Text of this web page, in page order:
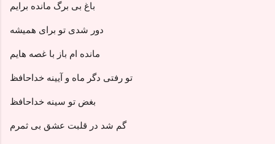
باغ بی برگ مانده برایم
دور شدی تو برای همیشه
مانده ام باز با غصه هایم
تو رفتی دگر ماه و آیینه خداحافظ
بغض تو سینه خداحافظ
گم شد در قلبت عشق بی ثمرم